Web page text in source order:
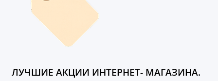
ЛУЧШИЕ АКЦИИ ИНТЕРНЕТ- МАГАЗИНА.